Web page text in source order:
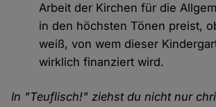
Arbeit der Kirchen für die
in den höchsten Tönen preist,
weiß, von wem dieser
wirklich finanziert wird.
In "Teuflisch!" ziehst du nicht nur